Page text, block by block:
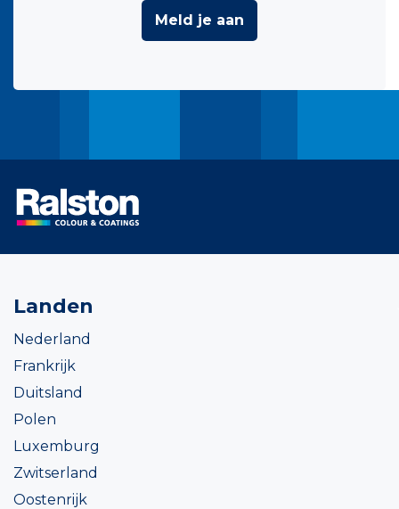
Meld je aan
Landen
Nederland
Frankrijk
Duitsland
Polen
Luxemburg
Zwitserland
Oostenrijk